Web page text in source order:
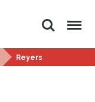
Rechercher
Menu
Reyers